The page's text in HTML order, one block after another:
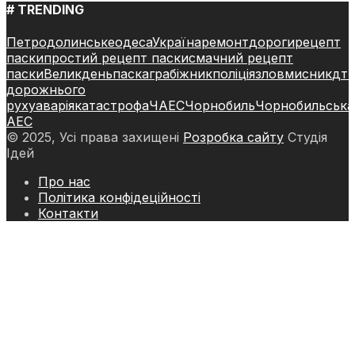
# TRENDING
ПетродолинськеодесаУкраїнаремонтдорогирецепт
паскипростий рецепт паскисмачний рецепт
паскиВеликденьпаскаграбіжникполіціязловмисникдтп
дорожнього
рухуаваріякатастрофаЧАЕСЧорнобильЧорнобильська
АЕС
© 2025, Усі права захищені Розробка сайту Студія
Ідей
Про нас
Політика конфідеційності
Контакти